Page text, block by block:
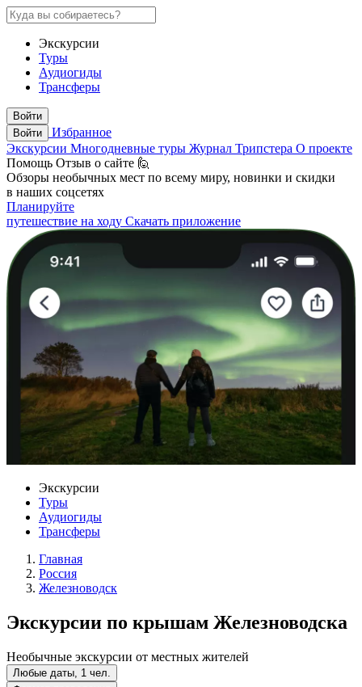
Экскурсии
Туры
Аудиогиды
Трансферы
Войти
Войти
Избранное
Экскурсии Многодневные туры Журнал Трипстера О проекте
Помощь Отзыв о сайте 🙋
Обзоры необычных мест по всему миру, новинки и скидки
в наших соцсетях
Планируйте
путешествие на ходу Скачать приложение
Экскурсии
Туры
Аудиогиды
Трансферы
Главная
Россия
Железноводск
Экскурсии по крышам Железноводска
Необычные экскурсии от местных жителей
Любые даты, 1 чел.